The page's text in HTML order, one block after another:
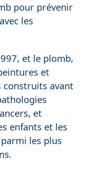
pour prévenir
les
et le plomb,
et
construits avant
et
enfants et les
les plus